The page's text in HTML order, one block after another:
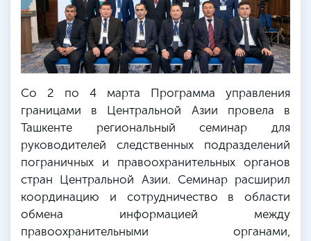
Со 2 по 4 марта Программа управления
границами в Центральной Азии провела в
Ташкенте региональный семинар для
руководителей следственных подразделений
пограничных и правоохранительных органов
стран Центральной Азии. Семинар расширил
координацию и сотрудничество в области
обмена информацией между
правоохранительными органами,